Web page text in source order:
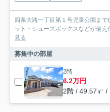
四条大路一丁目第１号児童公園ま
ット・シューズボックスなどが備
見る
募集中の部屋
2階
6.2万円
2階 / 49.57㎡ /